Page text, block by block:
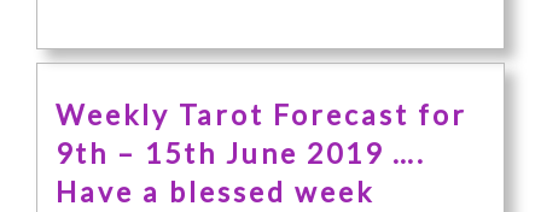
Weekly Tarot Forecast for
9th – 15th June 2019 ….
Have a blessed week